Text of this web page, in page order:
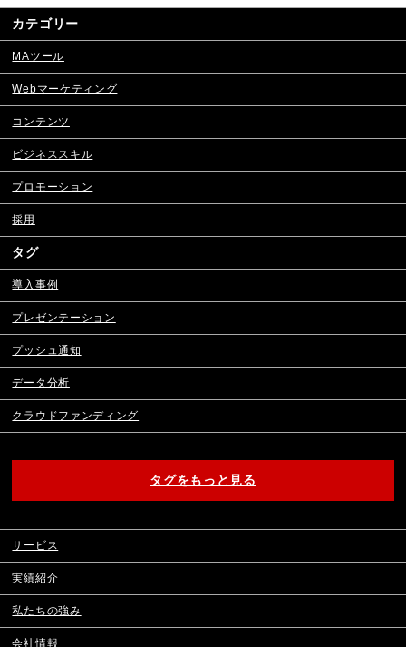
カテゴリー
MAツール
Webマーケティング
コンテンツ
ビジネススキル
プロモーション
採用
タグ
導入事例
プレゼンテーション
プッシュ通知
データ分析
クラウドファンディング
タグをもっと見る
サービス
実績紹介
私たちの強み
会社情報